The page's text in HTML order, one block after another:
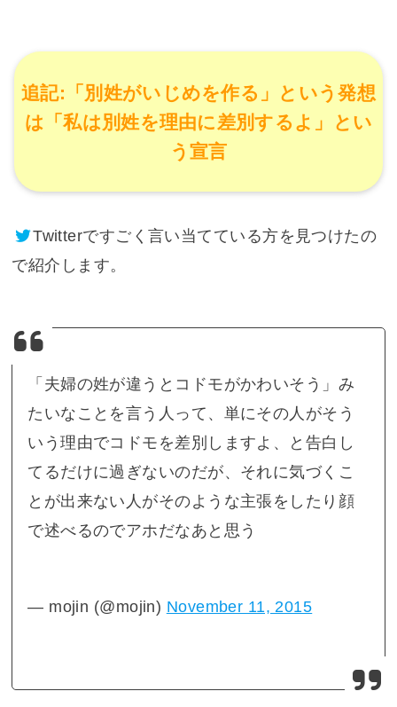
追記:「別姓がいじめを作る」という発想
は「私は別姓を理由に差別するよ」とい
う宣言
Twitterですごく言い当てている方を見つけたの
で紹介します。
「夫婦の姓が違うとコドモがかわいそう」み
たいなことを言う人って、単にその人がそう
いう理由でコドモを差別しますよ、と告白し
てるだけに過ぎないのだが、それに気づくこ
とが出来ない人がそのような主張をしたり顔
で述べるのでアホだなあと思う
— mojin (@mojin) November 11, 2015